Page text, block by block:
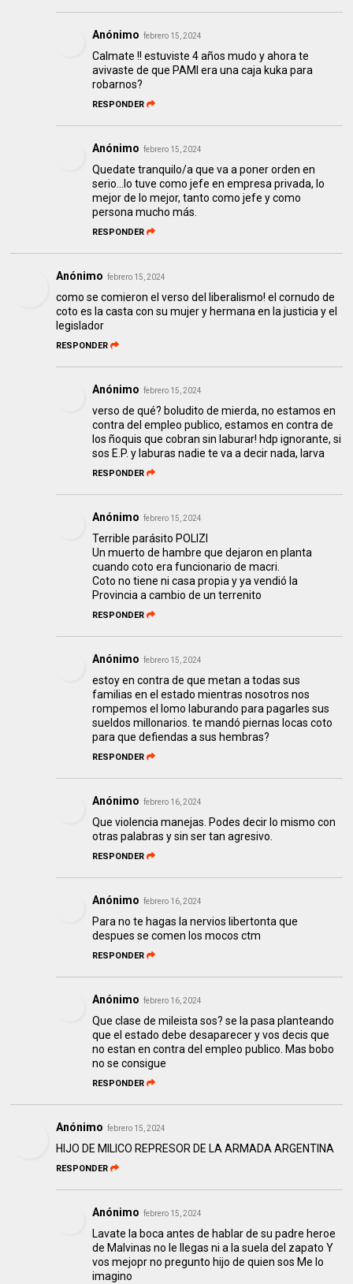
Anónimo febrero 15, 2024
Calmate !! estuviste 4 años mudo y ahora te
avivaste de que PAMI era una caja kuka para
robarnos?
RESPONDER
Anónimo febrero 15, 2024
Quedate tranquilo/a que va a poner orden en
serio...lo tuve como jefe en empresa privada, lo
mejor de lo mejor, tanto como jefe y como
persona mucho más.
RESPONDER
Anónimo febrero 15, 2024
como se comieron el verso del liberalismo! el cornudo de
coto es la casta con su mujer y hermana en la justicia y el
legislador
RESPONDER
Anónimo febrero 15, 2024
verso de qué? boludito de mierda, no estamos en
contra del empleo publico, estamos en contra de
los ñoquis que cobran sin laburar! hdp ignorante, si
sos E.P. y laburas nadie te va a decir nada, larva
RESPONDER
Anónimo febrero 15, 2024
Terrible parásito POLIZI
Un muerto de hambre que dejaron en planta
cuando coto era funcionario de macri.
Coto no tiene ni casa propia y ya vendió la
Provincia a cambio de un terrenito
RESPONDER
Anónimo febrero 15, 2024
estoy en contra de que metan a todas sus
familias en el estado mientras nosotros nos
rompemos el lomo laburando para pagarles sus
sueldos millonarios. te mandó piernas locas coto
para que defiendas a sus hembras?
RESPONDER
Anónimo febrero 16, 2024
Que violencia manejas. Podes decir lo mismo con
otras palabras y sin ser tan agresivo.
RESPONDER
Anónimo febrero 16, 2024
Para no te hagas la nervios libertonta que
despues se comen los mocos ctm
RESPONDER
Anónimo febrero 16, 2024
Que clase de mileista sos? se la pasa planteando
que el estado debe desaparecer y vos decis que
no estan en contra del empleo publico. Mas bobo
no se consigue
RESPONDER
Anónimo febrero 15, 2024
HIJO DE MILICO REPRESOR DE LA ARMADA ARGENTINA
RESPONDER
Anónimo febrero 15, 2024
Lavate la boca antes de hablar de su padre heroe
de Malvinas no le llegas ni a la suela del zapato Y
vos mejopr no pregunto hijo de quien sos Me lo
imagino